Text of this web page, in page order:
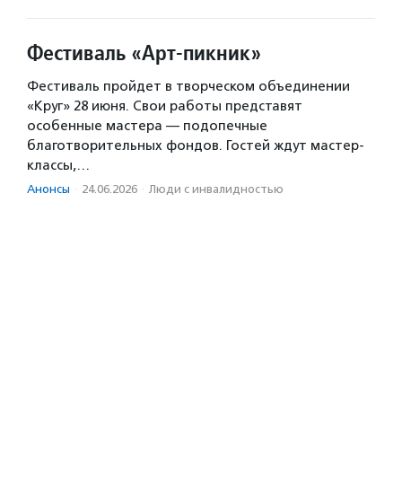
Фестиваль «Арт-пикник»
Фестиваль пройдет в творческом объединении
«Круг» 28 июня. Свои работы представят
особенные мастера — подопечные
благотворительных фондов. Гостей ждут мастер-
классы,…
Анонсы · 24.06.2026 · Люди с инвалидностью